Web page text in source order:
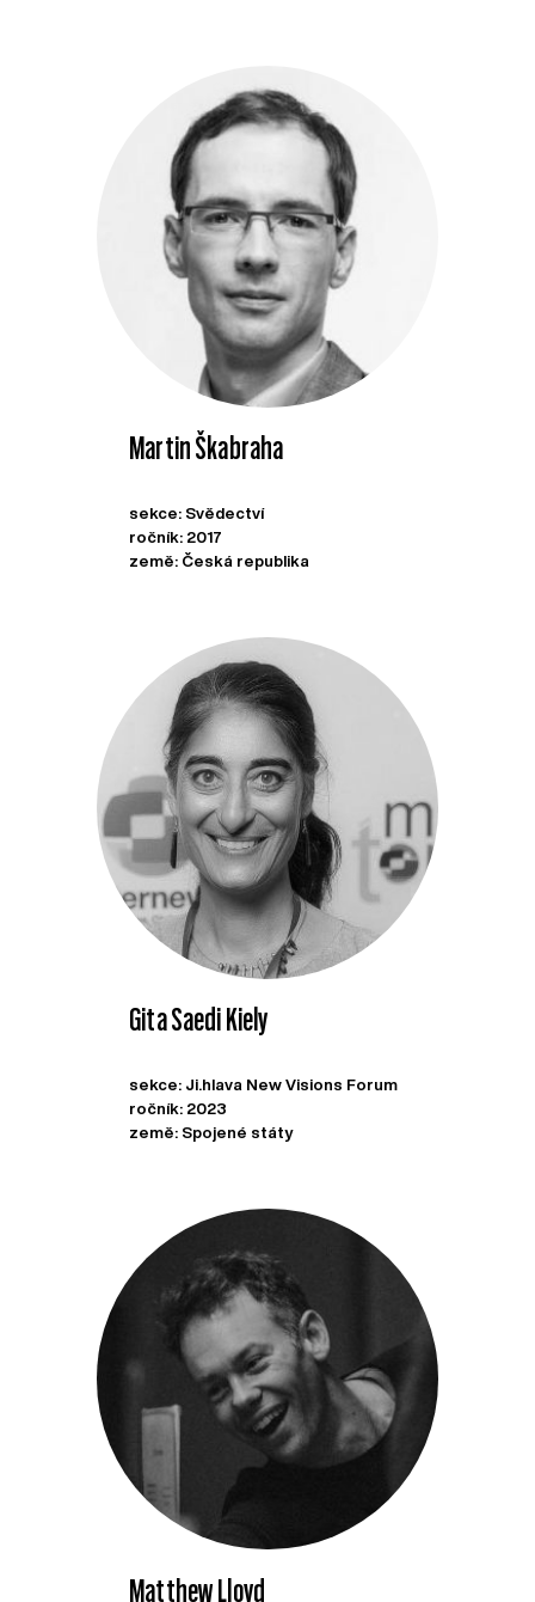
Martin Škabraha
sekce: Svědectví
ročník: 2017
země: Česká republika
Gita Saedi Kiely
sekce: Ji.hlava New Visions Forum
ročník: 2023
země: Spojené státy
Matthew Lloyd